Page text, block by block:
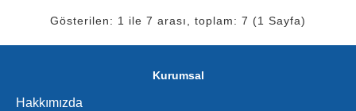
Gösterilen: 1 ile 7 arası, toplam: 7 (1 Sayfa)
Kurumsal
Hakkımızda